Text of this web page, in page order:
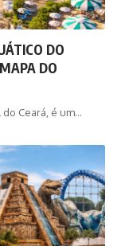
DO
DO
Ceará, é um…